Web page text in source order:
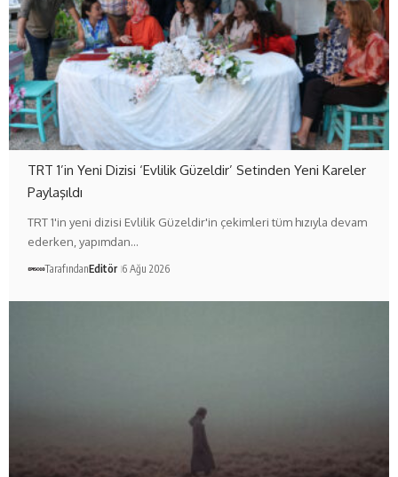
TRT 1’in Yeni Dizisi ‘Evlilik Güzeldir’ Setinden Yeni Kareler
Paylaşıldı
TRT 1'in yeni dizisi Evlilik Güzeldir'in çekimleri tüm hızıyla devam
ederken, yapımdan…
TarafındanEditör 6 Ağu 2026